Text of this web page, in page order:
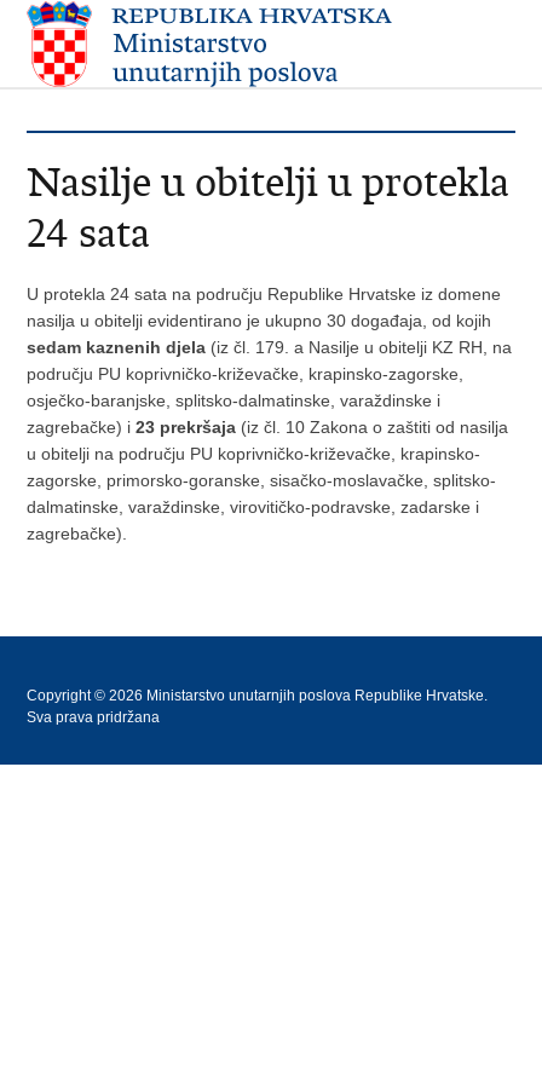
Nasilje u obitelji u protekla
24 sata
U protekla 24 sata na području Republike Hrvatske iz domene
nasilja u obitelji evidentirano je ukupno 30 događaja, od kojih
sedam kaznenih djela (iz čl. 179. a Nasilje u obitelji KZ RH, na
području PU koprivničko-križevačke, krapinsko-zagorske,
osječko-baranjske, splitsko-dalmatinske, varaždinske i
zagrebačke) i23 prekršaja (iz čl. 10 Zakona o zaštiti od nasilja
u obitelji na području PU koprivničko-križevačke, krapinsko-
zagorske, primorsko-goranske, sisačko-moslavačke, splitsko-
dalmatinske, varaždinske, virovitičko-podravske, zadarske i
zagrebačke).
Copyright © 2026 Ministarstvo unutarnjih poslova Republike Hrvatske.
Sva prava pridržana